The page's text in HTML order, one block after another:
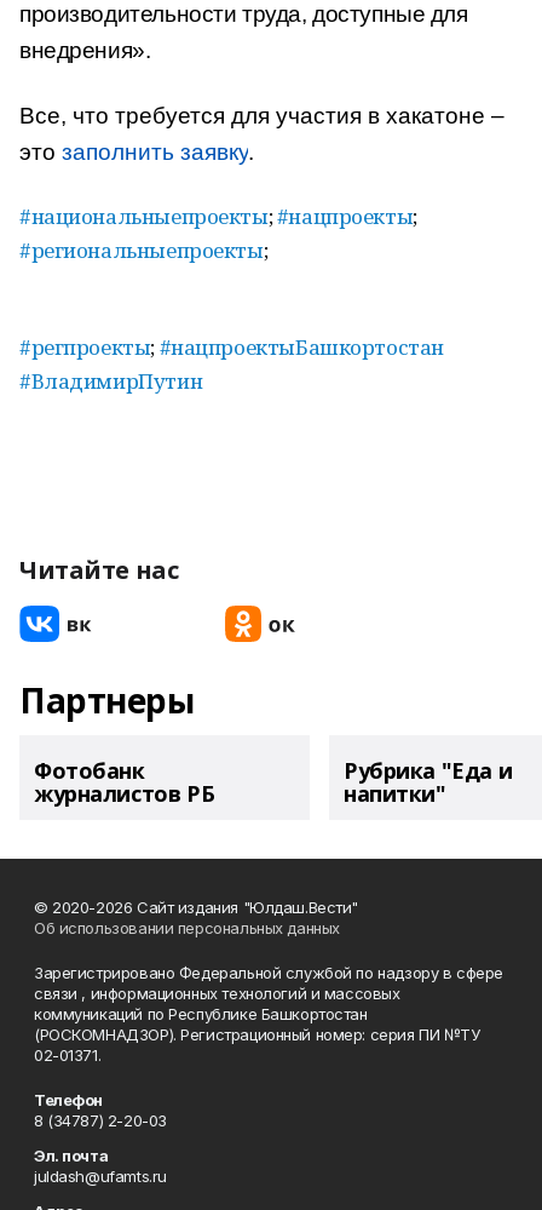
производительности труда, доступные для
внедрения».
Все, что требуется для участия в хакатоне –
это заполнить заявку.
#национальныепроекты;#нацпроекты;
#региональныепроекты;
#регпроекты;#нацпроектыБашкортостан
#ВладимирПутин
Читайте нас
Партнеры
Фотобанк
журналистов РБ
Рубрика "Еда и
напитки"
© 2020-2026 Сайт издания "Юлдаш.Вести"
Об использовании персональных данных
Зарегистрировано Федеральной службой по надзору в сфере
связи , информационных технологий и массовых
коммуникаций по Республике Башкортостан
(РОСКОМНАДЗОР). Регистрационный номер: серия ПИ №ТУ
02-01371.
Телефон
8 (34787) 2-20-03
Эл. почта
juldash@ufamts.ru